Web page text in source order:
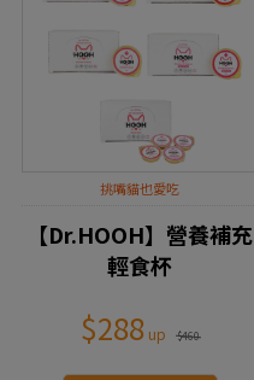
挑嘴貓也愛吃
【Dr.HOOH】營養補充
輕食杯
$288 $460